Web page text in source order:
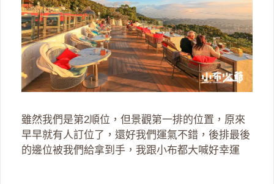
雖然我們是第2順位，但景觀第一排的位置，原來
早早就有人訂位了，還好我們運氣不錯，後排最後
的邊位被我們給拿到手，我跟小布都大喊好幸運